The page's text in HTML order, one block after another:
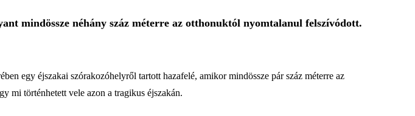
mindössze néhány száz méterre az otthonuktól nyomtalanul felszívódott.
egy éjszakai szórakozóhelyről tartott hazafelé, amikor mindössze pár száz méterre az
mi történhetett vele azon a tragikus éjszakán.